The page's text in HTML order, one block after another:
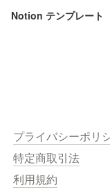
Notion テンプレート
プライバシーポリ
特定商取引法
利用規約